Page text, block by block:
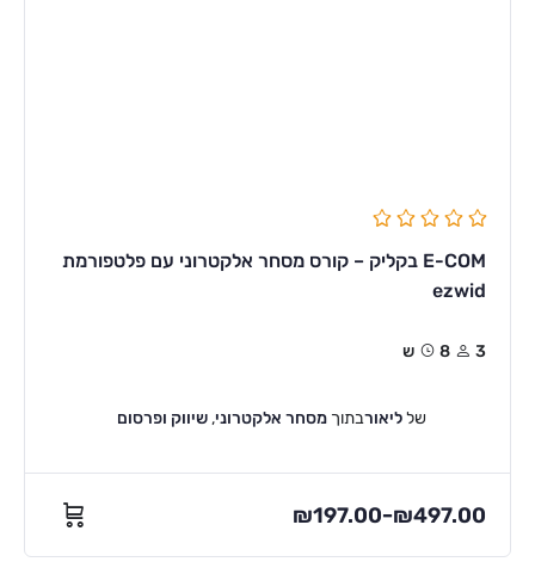
E-COM בקליק – קורס מסחר אלקטרוני עם פלטפורמת
ezwid
3 8ש
שלליאורבתוך מסחר אלקטרוני,שיווק ופרסום
₪197.00–₪497.00